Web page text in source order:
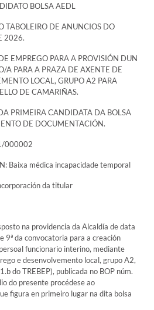
BOLSA AEDL
TABOLEIRO DE ANUNCIOS DO
2026.
EMPREGO PARA A PROVISIÓN DUN
A PARA A PRAZA DE AXENTE DE
LOCAL, GRUPO A2 PARA
DE CAMARIÑAS.
PRIMEIRA CANDIDATA DA BOLSA
DE DOCUMENTACIÓN.
000002
Baixa médica incapacidade temporal
da titular
na providencia da Alcaldía de data
9ª da convocatoria para a creación
funcionario interino, mediante
e desenvolvemento local, grupo A2,
do TREBEP), publicada no BOP núm.
do presente procédese ao
figura en primeiro lugar na dita bolsa